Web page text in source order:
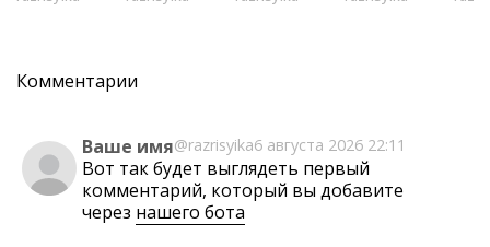
Комментарии
Ваше имя@razrisyika6 августа 2026 22:11
Вот так будет выглядеть первый
комментарий, который вы добавите
через нашего бота